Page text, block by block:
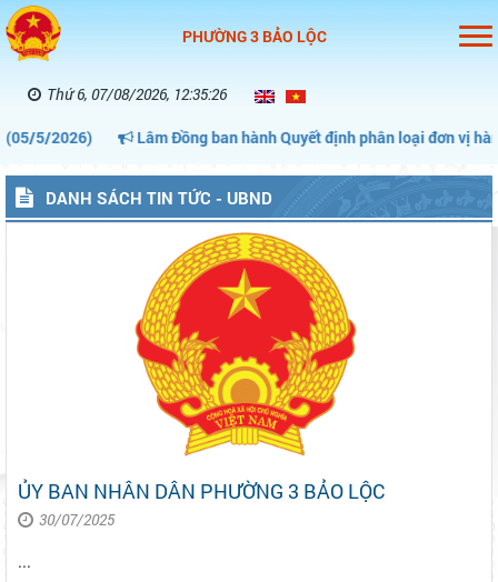
PHƯỜNG 3 BẢO LỘC
Thứ 6, 07/08/2026, 12:35:27
Lâm Đồng ban hành Quyết định phân loại đơn vị hành chính
DANH SÁCH TIN TỨC - UBND
ỦY BAN NHÂN DÂN PHƯỜNG 3 BẢO LỘC
30/07/2025
...